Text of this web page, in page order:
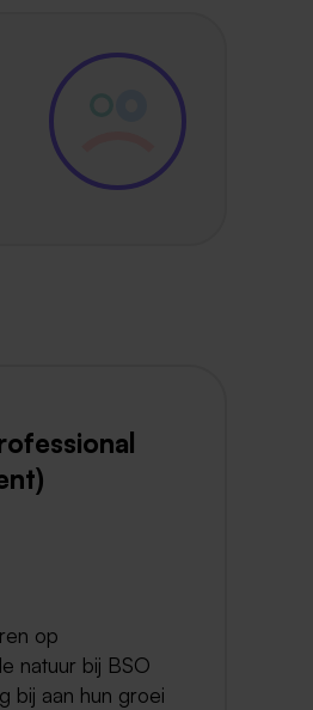
op
natuur bij BSO
bij aan hun groei